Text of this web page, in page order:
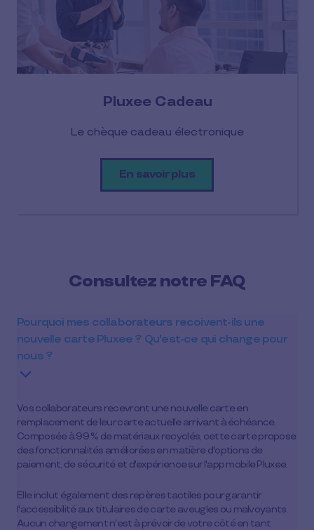
Pluxee Cadeau
Le chèque cadeau électronique
En savoir plus
Consultez notre FAQ
Pourquoi mes collaborateurs recoivent-ils une
nouvelle carte Pluxee ? Qu'est-ce qui change pour
nous ?
Vos collaborateurs recevront une nouvelle carte en
remplacement de leur carte actuelle arrivant à échéance.
Composée à 99 % de matériaux recyclés, cette carte propose
des fonctionnalités améliorées en matière d'options de
paiement, de sécurité et d'expérience sur l'app mobile Pluxee.
Elle inclut également des repères tactiles pour garantir
l'accessibilité aux titulaires de carte aveugles ou malvoyants.
Aucun changement n'est à prévoir de votre côté en tant